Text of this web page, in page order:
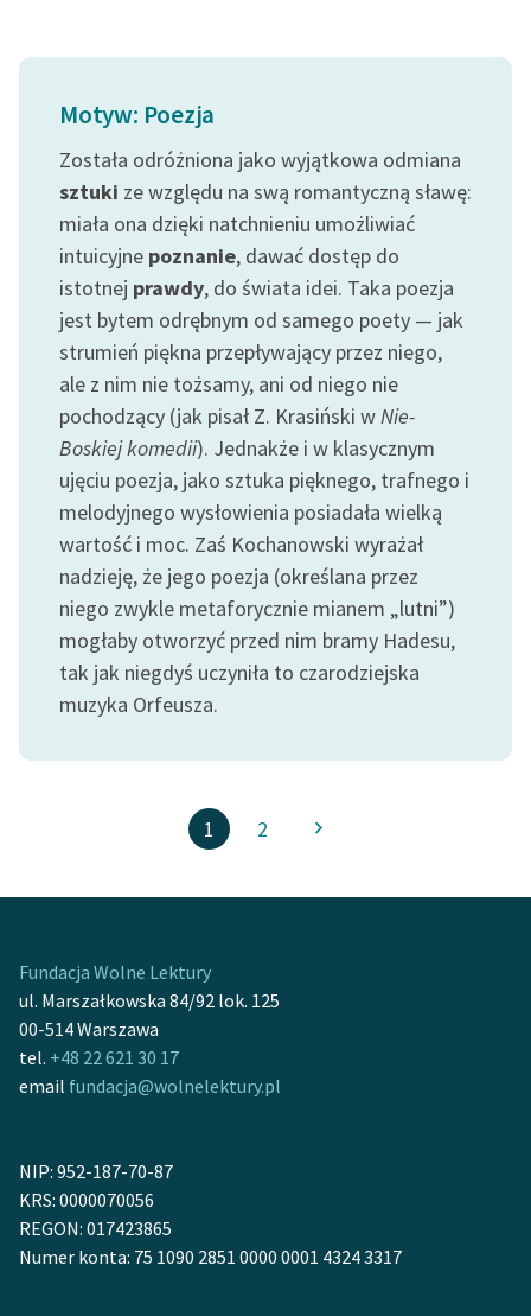
Motyw: Poezja
Została odróżniona jako wyjątkowa odmiana
sztuki ze względu na swą romantyczną sławę:
miała ona dzięki natchnieniu umożliwiać
intuicyjne poznanie, dawać dostęp do
istotnej prawdy, do świata idei. Taka poezja
jest bytem odrębnym od samego poety — jak
strumień piękna przepływający przez niego,
ale z nim nie tożsamy, ani od niego nie
pochodzący (jak pisał Z. Krasiński wNie-
Boskiej komedii). Jednakże i w klasycznym
ujęciu poezja, jako sztuka pięknego, trafnego i
melodyjnego wysłowienia posiadała wielką
wartość i moc. Zaś Kochanowski wyrażał
nadzieję, że jego poezja (określana przez
niego zwykle metaforycznie mianem „lutni”)
mogłaby otworzyć przed nim bramy Hadesu,
tak jak niegdyś uczyniła to czarodziejska
muzyka Orfeusza.
1 2
Fundacja Wolne Lektury
ul. Marszałkowska 84/92 lok. 125
00-514 Warszawa
tel. +48 22 621 30 17
email fundacja@wolnelektury.pl
NIP: 952-187-70-87
KRS: 0000070056
REGON: 017423865
Numer konta: 75 1090 2851 0000 0001 4324 3317